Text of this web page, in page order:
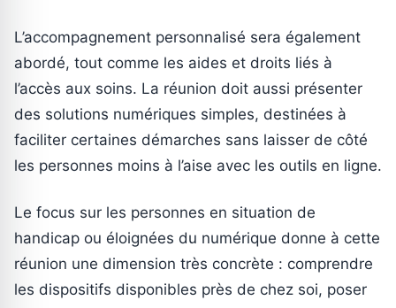
L’accompagnement personnalisé sera également
abordé, tout comme les aides et droits liés à
l’accès aux soins. La réunion doit aussi présenter
des solutions numériques simples, destinées à
faciliter certaines démarches sans laisser de côté
les personnes moins à l’aise avec les outils en ligne.
Le focus sur les personnes en situation de
handicap ou éloignées du numérique donne à cette
réunion une dimension très concrète : comprendre
les dispositifs disponibles près de chez soi, poser